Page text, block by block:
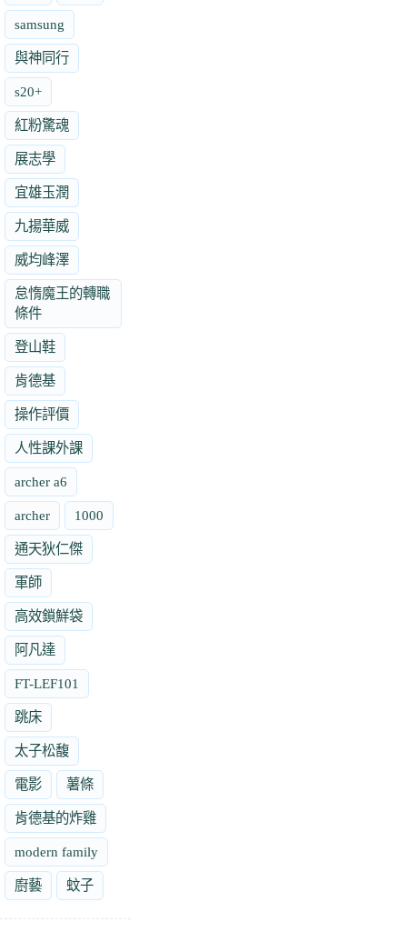
samsung
與神同行
s20+
紅粉驚魂
展志學
宜雄玉潤
九揚華威
威均峰澤
怠惰魔王的轉職
條件
登山鞋
肯德基
操作評價
人性課外課
archer a6
archer 1000
通天狄仁傑
軍師
高效鎖鮮袋
阿凡達
FT-LEF101
跳床
太子松馥
電影 薯條
肯德基的炸雞
modern family
廚藝 蚊子